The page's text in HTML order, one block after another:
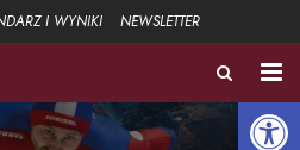
I WYNIKI NEWSLETTER